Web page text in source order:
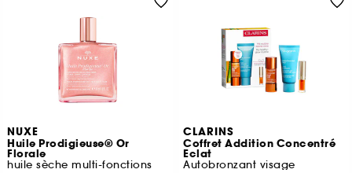
NUXE
Huile Prodigieuse® Or
Florale
huile sèche multi-fonctions
CLARINS
Coffret Addition Concentré
Eclat
Autobronzant visage